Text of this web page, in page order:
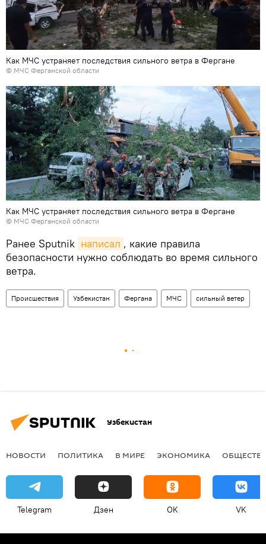
Как МЧС устраняет последствия сильного ветра в Фергане
© МЧС Ферганской области
Как МЧС устраняет последствия сильного ветра в Фергане
© МЧС Ферганской области
Ранее Sputnik написал , какие правила
безопасности нужно соблюдать во время сильного
ветра.
Происшествия Узбекистан Фергана МЧС сильный ветер
Узбекистан
НОВОСТИ ПОЛИТИКА В МИРЕ ЭКОНОМИКА
Telegram Дзен OK VK